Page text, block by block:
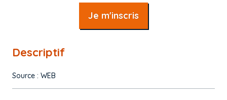
Je m'inscris
Descriptif
Source : WEB